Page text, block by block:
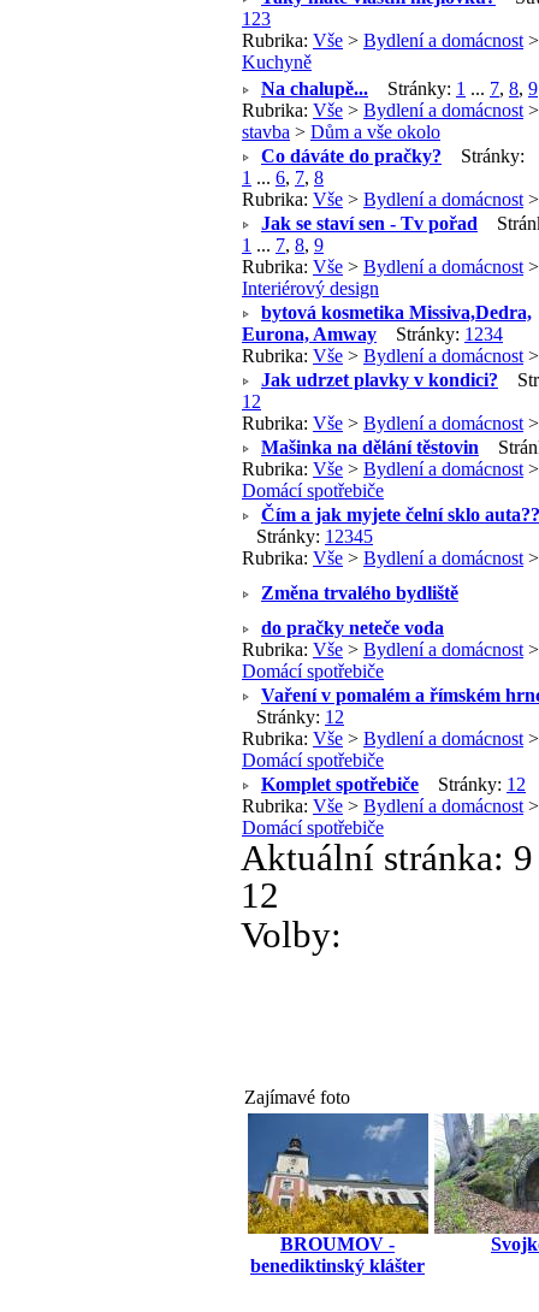
1 23
Rubrika: Vše > Bydlení a domácnost >
Kuchyně
Na chalupě...
Stránky: 1 ... 7, 8, 9
Rubrika: Vše > Bydlení a domácnost
stavba > Dům a vše okolo
Co dáváte do pračky?
Stránky:
1 ... 6, 7, 8
Rubrika: Vše > Bydlení a domácnost
Jak se staví sen - Tv pořad
1 ... 7, 8, 9
Rubrika: Vše > Bydlení a domácnost >
Interiérový design
bytová kosmetika Missiva,Dedra,
Eurona, Amway
Stránky: 1 234
Rubrika: Vše > Bydlení a domácnost
Jak udrzet plavky v kondici?
1 2
Rubrika: Vše > Bydlení a domácnost
Mašinka na dělání těstovin
Rubrika: Vše > Bydlení a domácnost >
Domácí spotřebiče
Čím a jak myjete čelní sklo auta??
Stránky: 1 2345
Rubrika: Vše > Bydlení a domácnost
Změna trvalého bydliště
do pračky neteče voda
Rubrika: Vše > Bydlení a domácnost >
Domácí spotřebiče
Vaření v pomalém a římském
Stránky: 1 2
Rubrika: Vše > Bydlení a domácnost >
Domácí spotřebiče
Komplet spotřebiče
Stránky: 1 2
Rubrika: Vše > Bydlení a domácnost >
Domácí spotřebiče
Aktuální stránka:
12
Volby:
Zajímavé foto
BROUMOV -
benediktinský klášter